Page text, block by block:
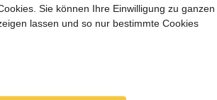
Sie können Ihre Einwilligung zu ganzen
lassen und so nur bestimmte Cookies